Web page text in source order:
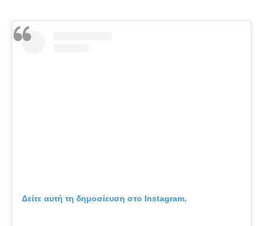
Δείτε αυτή τη δημοσίευση στο Instagram.